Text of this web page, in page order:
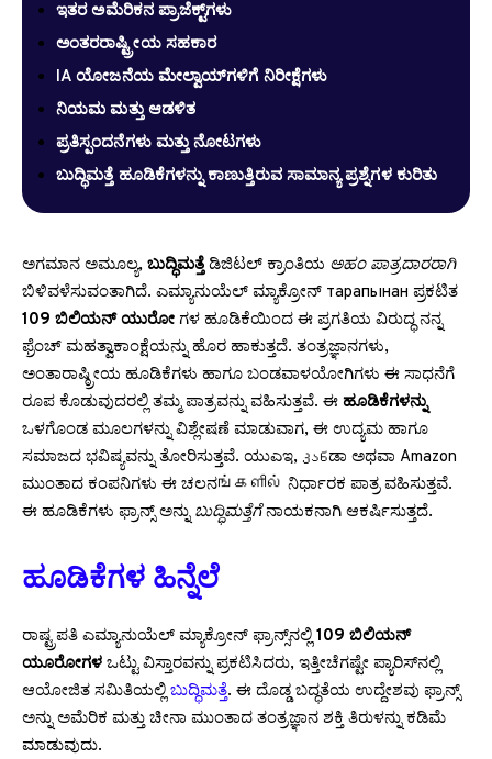
ಇತರ ಅಮೆರಿಕನ ಪ್ರಾಜೆಕ್ಟ್‌ಗಳು
ಅಂತರರಾಷ್ಟ್ರೀಯ ಸಹಕಾರ
IA ಯೋಜನೆಯ ಮೇಲ್ವಾಯ್‌ಗಳಿಗೆ ನಿರೀಕ್ಷೆಗಳು
ನಿಯಮ ಮತ್ತು ಆಡಳಿತ
ಪ್ರತಿಸ್ಪಂದನೆಗಳು ಮತ್ತು ನೋಟಗಳು
ಬುದ್ಧಿಮತ್ತೆ ಹೂಡಿಕೆಗಳನ್ನು ಕಾಣುತ್ತಿರುವ ಸಾಮಾನ್ಯ ಪ್ರಶ್ನೆಗಳ ಕುರಿತು
ಅಗಮಾನ ಅಮೂಲ್ಯ, ಬುದ್ಧಿಮತ್ತೆಡಿಜಿಟಲ್ ಕ್ರಾಂತಿಯ ಅಹಂ ಪಾತ್ರದಾರರಾಗಿ
ಬಿಳಿವಳೆಸುವಂತಾಗಿದೆ. ಎಮ್ಯಾನುಯೆಲ್ ಮ್ಯಾಕ್ರೋನ್ тарапынан ಪ್ರಕಟಿತ
109 ಬಿಲಿಯನ್ ಯುರೋ ಗಳ ಹೂಡಿಕೆಯಿಂದ ಈ ಪ್ರಗತಿಯ ವಿರುದ್ಧ ನನ್ನ
ಫ್ರೆಂಚ್ ಮಹತ್ವಾಕಾಂಕ್ಷೆಯನ್ನು ಹೊರ ಹಾಕುತ್ತದೆ. ತಂತ್ರಜ್ಞಾನಗಳು,
ಅಂತಾರಾಷ್ಠ್ರೀಯ ಹೂಡಿಕೆಗಳು ಹಾಗೂ ಬಂಡವಾಳಯೋಗಿಗಳು ಈ ಸಾಧನೆಗೆ
ರೂಪ ಕೊಡುವುದರಲ್ಲಿ ತಮ್ಮ ಪಾತ್ರವನ್ನು ವಹಿಸುತ್ತವೆ. ಈ ಹೂಡಿಕೆಗಳನ್ನು
ಒಳಗೊಂಡ ಮೂಲಗಳನ್ನು ವಿಶ್ಲೇಷಣೆ ಮಾಡುವಾಗ, ಈ ಉದ್ಯಮ ಹಾಗೂ
ಸಮಾಜದ ಭವಿಷ್ಯವನ್ನು ತೋರಿಸುತ್ತವೆ. ಯುಎಇ, კანಡಾ ಅಥವಾ Amazon
ಮುಂತಾದ ಕಂಪನಿಗಳು ಈ ಚಲನங்களில் ನಿರ್ಧಾರಕ ಪಾತ್ರ ವಹಿಸುತ್ತವೆ.
ಈ ಹೂಡಿಕೆಗಳು ಫ್ರಾನ್ಸ್ ಅನ್ನು ಬುದ್ಧಿಮತ್ತೆಗೆನಾಯಕನಾಗಿ ಆಕರ್ಷಿಸುತ್ತದೆ.
ಹೂಡಿಕೆಗಳ ಹಿನ್ನೆಲೆ
ರಾಷ್ಟ್ರಪತಿ ಎಮ್ಯಾನುಯೆಲ್ ಮ್ಯಾಕ್ರೋನ್ ಫ್ರಾನ್ಸ್‌ನಲ್ಲಿ109 ಬಿಲಿಯನ್
ಯೂರೋಗಳ ಒಟ್ಟು ವಿಸ್ತಾರವನ್ನು ಪ್ರಕಟಿಸಿದರು, ಇತ್ತೀಚೆಗಷ್ಟೇ ಪ್ಯಾರಿಸ್‌ನಲ್ಲಿ
ಆಯೋಜಿತ ಸಮಿತಿಯಲ್ಲಿಬುದ್ಧಿಮತ್ತೆ. ಈ ದೊಡ್ಡ ಬದ್ಧತೆಯ ಉದ್ದೇಶವು ಫ್ರಾನ್ಸ್
ಅನ್ನು ಅಮೆರಿಕ ಮತ್ತು ಚೀನಾ ಮುಂತಾದ ತಂತ್ರಜ್ಞಾನ ಶಕ್ತಿ ತಿರುಳನ್ನು ಕಡಿಮೆ
ಮಾಡುವುದು.